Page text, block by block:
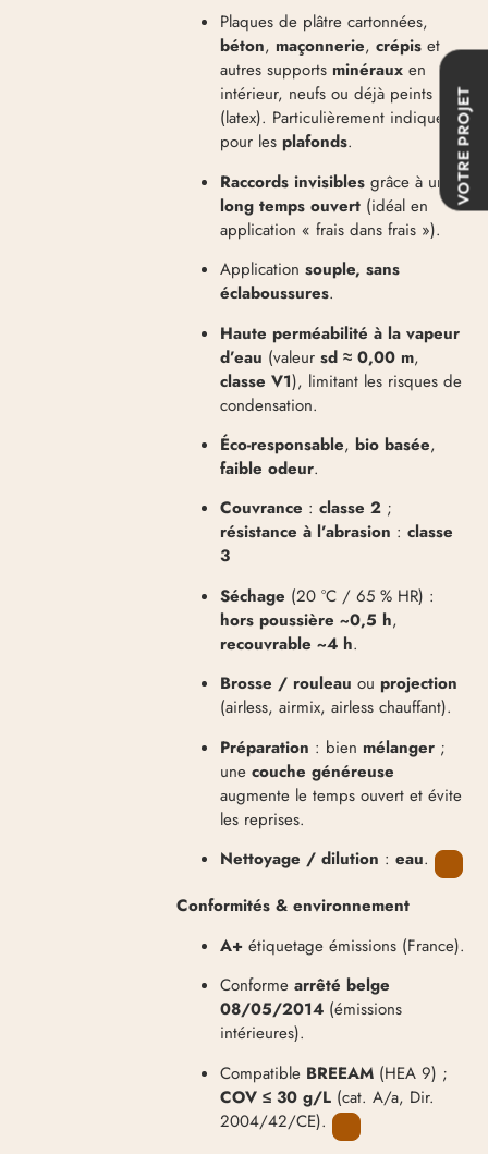
VOTRE PROJET
Plaques de plâtre cartonnées,
béton, maçonnerie,crépis et
autres supports minéraux en
intérieur, neufs ou déjà peints
(latex). Particulièrement indiquée
pour lesplafonds.
Raccords invisibles grâce à un
long temps ouvert (idéal en
application « frais dans frais »).
Applicationsouple, sans
éclaboussures.
Haute perméabilité à la vapeur
d’eau (valeursd ≈ 0,00 m,
classe V1), limitant les risques de
condensation.
Éco-responsable,bio basée,
faible odeur.
Couvrance :classe 2 ;
résistance à l’abrasion :classe
3
Séchage (20 °C / 65 % HR) :
hors poussière ~0,5 h,
recouvrable ~4 h.
Brosse / rouleau ouprojection
(airless, airmix, airless chauffant).
Préparation : bien mélanger ;
unecouche généreuse
augmente le temps ouvert et évite
les reprises.
Nettoyage / dilution :eau.
Conformités & environnement
A+ étiquetage émissions (France).
Conformearrêté belge
08/05/2014 (émissions
intérieures).
Compatible BREEAM (HEA 9) ;
COV ≤ 30 g/L (cat. A/a, Dir.
2004/42/CE).